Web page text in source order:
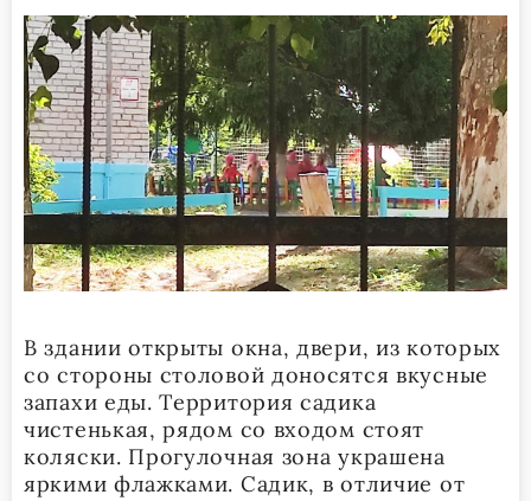
В здании открыты окна, двери, из которых
со стороны столовой доносятся вкусные
запахи еды. Территория садика
чистенькая, рядом со входом стоят
коляски. Прогулочная зона украшена
яркими флажками. Садик, в отличие от